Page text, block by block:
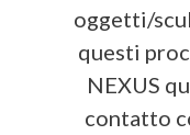
oggetti/
questi
NEXUS
contatto